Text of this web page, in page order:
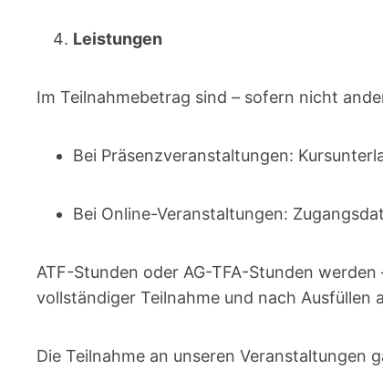
Leistungen
Im Teilnahmebetrag sind – sofern nicht
Bei Präsenzveranstaltungen:
Bei Online-Veranstaltungen:
ATF-Stunden oder AG-TFA-Stunden
vollständiger Teilnahme und nach
Die Teilnahme an unseren